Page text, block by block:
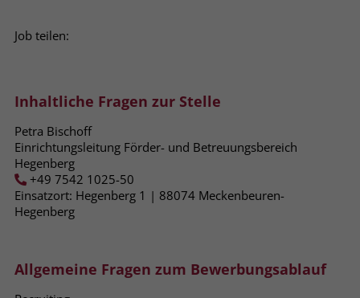
Job teilen:
Inhaltliche Fragen zur Stelle
Petra Bischoff
Einrichtungsleitung Förder- und Betreuungsbereich
Hegenberg
+49 7542 1025-50
Einsatzort: Hegenberg 1 | 88074​ Meckenbeuren-
Hegenberg
Allgemeine Fragen zum Bewerbungsablauf
Informationen und wird von Facebook
Unternehmen zurückzusenden.